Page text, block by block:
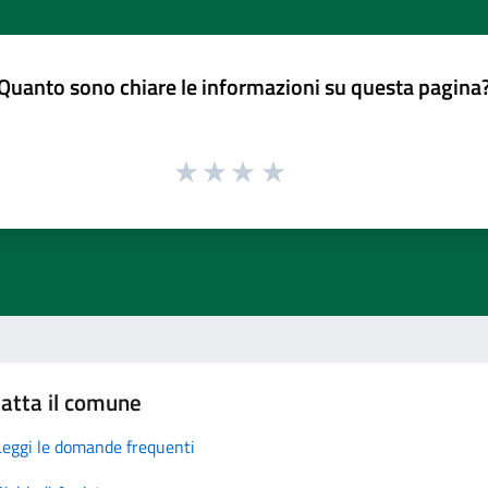
sono chiare le informazioni su questa
il comune
le domande frequenti